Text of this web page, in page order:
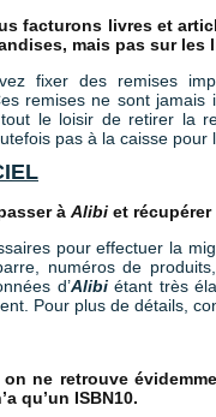
facturons livres et
mais pas sur
fixer des remises
remises ne sont
le loisir de retirer la
pas à la caisse
à Alibi et
pour effectuer la
numéros de
d’Alibiétant très
Pour plus de détails,
on ne retrouve
qu’un ISBN10.